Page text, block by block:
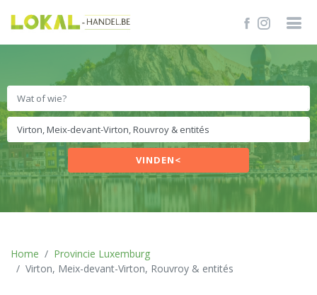
VINDEN<
Home
Provincie Luxemburg
Virton, Meix-devant-Virton, Rouvroy & entités